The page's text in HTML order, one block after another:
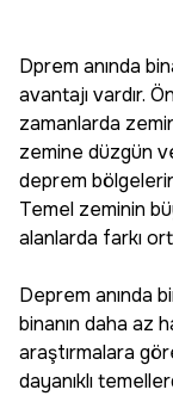
Dprem anında
avantajı vardır.
zamanlarda
zemine düzgün
deprem
Temel zeminin
alanlarda farkı
Deprem anında
binanın daha az
araştırmalara
dayanıklı